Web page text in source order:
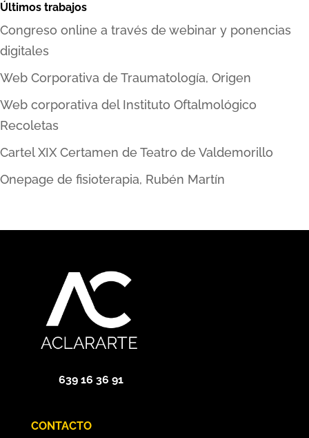
Últimos trabajos
Congreso online a través de webinar y ponencias
digitales
Web Corporativa de Traumatología, Origen
Web corporativa del Instituto Oftalmológico
Recoletas
Cartel XIX Certamen de Teatro de Valdemorillo
Onepage de fisioterapia, Rubén Martín
639 16 36 91
CONTACTO